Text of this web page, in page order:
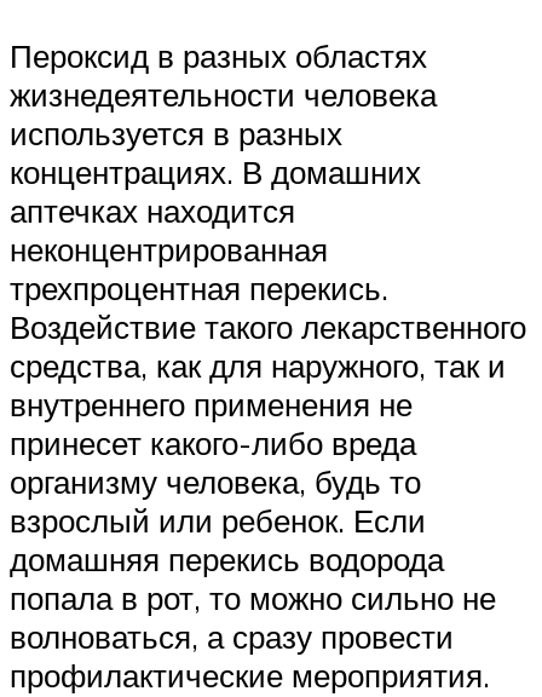
Пероксид в разных областях
жизнедеятельности человека
используется в разных
концентрациях. В домашних
аптечках находится
неконцентрированная
трехпроцентная перекись.
Воздействие такого лекарственного
средства, как для наружного, так и
внутреннего применения не
принесет какого-либо вреда
организму человека, будь то
взрослый или ребенок. Если
домашняя перекись водорода
попала в рот, то можно сильно не
волноваться, а сразу провести
профилактические мероприятия.